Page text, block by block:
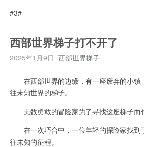
#3#
西部世界梯子打不开了
2025年1月9日 西部世界梯子
在西部世界的边缘，有一座废弃的小镇
往未知世界的梯子。
无数勇敢的冒险家为了寻找这座梯子而
在一次巧合中，一位年轻的探险家找到
往未知的征程。